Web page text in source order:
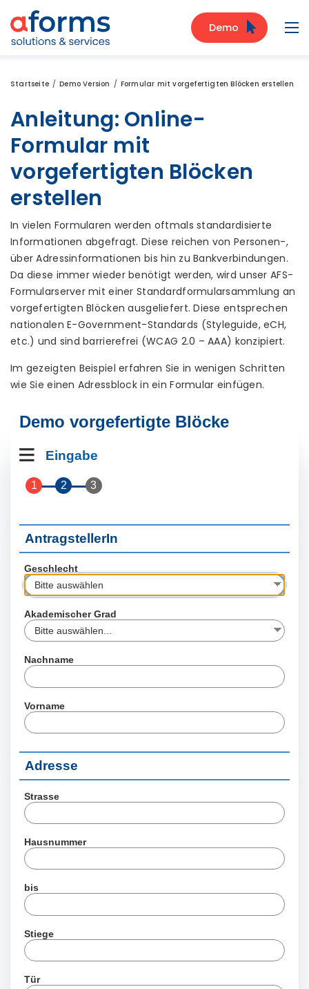
Zum Inhalt
Zum Menü
Zur Suche
Demo
Startseite Demo Version Formular mit vorgefertigten Blöcken erstellen
Anleitung: Online-
Formular mit
vorgefertigten Blöcken
erstellen
In vielen Formularen werden oftmals standardisierte
Informationen abgefragt. Diese reichen von Personen-,
über Adressinformationen bis hin zu Bankverbindungen.
Da diese immer wieder benötigt werden, wird unser AFS-
Formularserver mit einer Standardformularsammlung an
vorgefertigten Blöcken ausgeliefert. Diese entsprechen
nationalen E-Government-Standards (Styleguide, eCH,
etc.) und sind barrierefrei (WCAG 2.0 – AAA) konzipiert.
Im gezeigten Beispiel erfahren Sie in wenigen Schritten
wie Sie einen Adressblock in ein Formular einfügen.